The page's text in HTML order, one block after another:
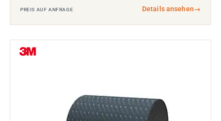
PREIS AUF ANFRAGE Details ansehen→